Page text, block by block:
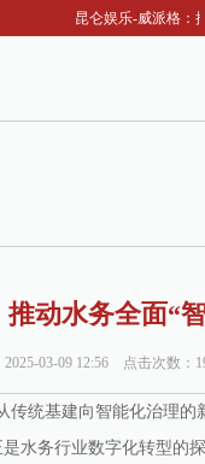
昆仑娱乐-威派格：推
推动水务全面“
2025-03-09 12:56 点击次数：
统基建向智能化治理的
务行业数字化转型的